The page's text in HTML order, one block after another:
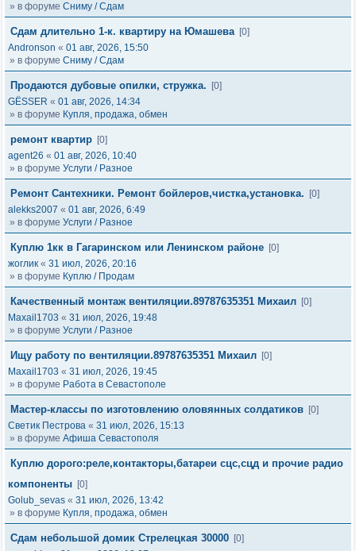
» в форуме Сниму / Сдам
Сдам длительно 1-к. квартиру на Юмашева [0]
Andronson « 01 авг, 2026, 15:50
» в форуме Сниму / Сдам
Продаются дубовые опилки, стружка.
[0]
GЁSSER « 01 авг, 2026, 14:34
» в форуме Купля, продажа, обмен
ремонт квартир [0]
agent26 « 01 авг, 2026, 10:40
» в форуме Услуги / Разное
Ремонт Сантехники. Ремонт бойлеров,чистка,установка.
[0]
alekks2007 « 01 авг, 2026, 6:49
» в форуме Услуги / Разное
Куплю 1кк в Гагаринском или Ленинском районе [0]
жоглик « 31 июл, 2026, 20:16
» в форуме Куплю / Продам
Качественный монтаж вентиляции.89787635351 Михаил [0]
Maxail1703 « 31 июл, 2026, 19:48
» в форуме Услуги / Разное
Ищу работу по вентиляции.89787635351 Михаил [0]
Maxail1703 « 31 июл, 2026, 19:45
» в форуме Работа в Севастополе
Мастер-классы по изготовлению оловянных солдатиков [0]
Светик Пестрова « 31 июл, 2026, 15:13
» в форуме Афиша Севастополя
Куплю дорого:реле,контакторы,батареи сцс,сцд и прочие радио
компоненты [0]
Golub_sevas « 31 июл, 2026, 13:42
» в форуме Купля, продажа, обмен
Сдам небольшой домик Стрелецкая 30000 [0]